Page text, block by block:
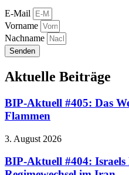
E-Mail
Vorname
Nachname
Senden
Aktuelle Beiträge
BIP-Aktuell #405: Das
Flammen
3. August 2026
BIP-Aktuell #404: